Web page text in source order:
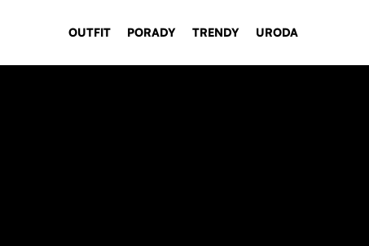
OUTFIT PORADY TRENDY URODA